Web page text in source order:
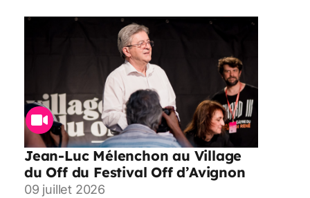
Jean-Luc Mélenchon au Village
du Off du Festival Off d’Avignon
09 juillet 2026